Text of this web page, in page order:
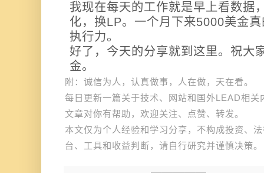
我现在每天的工作就是早上看数据
化，换LP。一个月下来5000美金
执行力。
好了，今天的分享就到这里。祝大
金。
附：诚信为人，认真做事，人在做，天在看。
每日更新一篇关于技术、网站和国外LEAD相
文章对你有帮助，欢迎关注、点赞、转发。
本文仅为个人经验和学习分享，不构成投资、
台、工具和收益判断，请自行研究并谨慎决策。